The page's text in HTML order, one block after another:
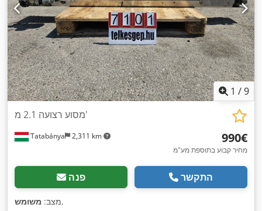
1 /9
Tatabánya 2,311 km
מסוע רצועה 2.1 מ'
‏990 ‏€
מחיר קבוע בתוספת מע"מ
פנה התקשר
מצב: משומש ,